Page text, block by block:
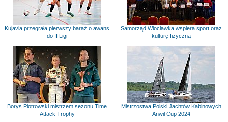
Kujavia przegrała pierwszy baraż o awans
do II Ligi
Samorząd Włocławka wspiera sport oraz
kulturę fizyczną
Borys Piotrowski mistrzem sezonu Time
Attack Trophy
Mistrzostwa Polski Jachtów Kabinowych
Anwil Cup 2024